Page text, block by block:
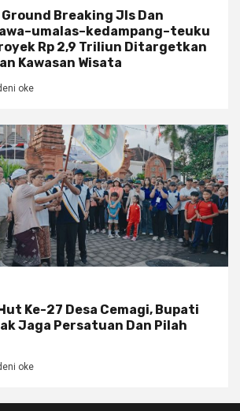
Breaking Jls Dan
Rp 2,9 Triliun Ditargetkan
Kawasan Wisata
oke
Ke-27 Desa Cemagi, Bupati
Jaga Persatuan Dan Pilah
oke